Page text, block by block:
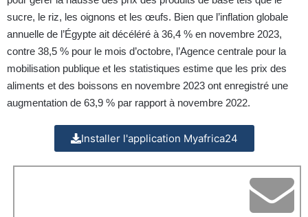
sucre, le riz, les oignons et les œufs. Bien que l’inflation globale
annuelle de l’Égypte ait décéléré à 36,4 % en novembre 2023,
contre 38,5 % pour le mois d’octobre, l’Agence centrale pour la
mobilisation publique et les statistiques estime que les prix des
aliments et des boissons en novembre 2023 ont enregistré une
augmentation de 63,9 % par rapport à novembre 2022.
Installer l'application Myafrica24